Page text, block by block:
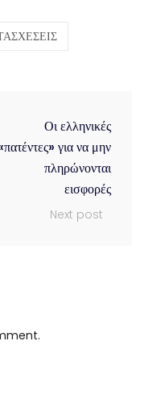
Οι ελληνικές
για να μην
πληρώνονται
εισφορές
Next post